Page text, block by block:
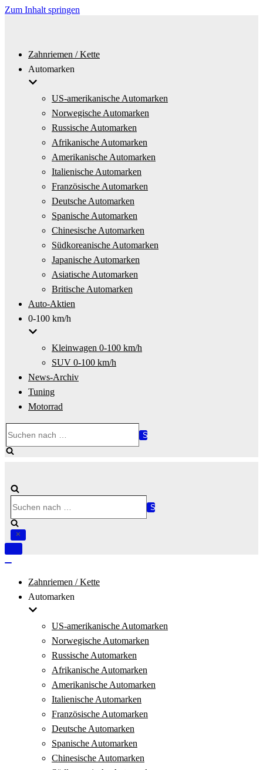
Zum Inhalt springen
Zahnriemen / Kette
Automarken
US-amerikanische Automarken
Norwegische Automarken
Russische Automarken
Afrikanische Automarken
Amerikanische Automarken
Italienische Automarken
Französische Automarken
Deutsche Automarken
Spanische Automarken
Chinesische Automarken
Südkoreanische Automarken
Japanische Automarken
Asiatische Automarken
Britische Automarken
Auto-Aktien
0-100 km/h
Kleinwagen 0-100 km/h
SUV 0-100 km/h
News-Archiv
Tuning
Motorrad
nach …
nach …
Navigation
Zahnriemen / Kette
Automarken
US-amerikanische Automarken
Norwegische Automarken
Russische Automarken
Afrikanische Automarken
Amerikanische Automarken
Italienische Automarken
Französische Automarken
Deutsche Automarken
Spanische Automarken
Chinesische Automarken